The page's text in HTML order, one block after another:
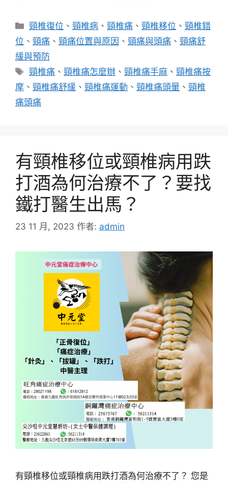
分
類
頸椎復位 、頸椎病 、頸椎痛 、頸椎移位 、頸椎錯
位 、 頸痛 、 頸痛位置與原因 、 頸痛與頭痛 、 頸痛舒
緩與預防
標
籤
頸椎痛 、頸椎痛怎麼辦 、頸椎痛手麻 、頸椎痛按
摩 、 頸椎痛舒緩 、 頸椎痛運動 、 頸椎痛頭暈 、 頸椎
痛頭痛
有頸椎移位或頸椎病用跌
打酒為何治療不了？要找
鐵打醫生出馬？
23 11 月, 2023 作者: admin
有頸椎移位或頸椎病用跌打酒為何治療不了？ 您是